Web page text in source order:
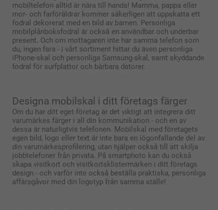
mobiltelefon alltid är nära till hands! Mamma, pappa eller
mor- och farföräldrar kommer säkerligen att uppskatta ett
fodral dekorerat med en bild av barnen. Personliga
mobilplånboksfodral är också en användbar och underbar
present. Och om mottagaren inte har samma telefon som
du, ingen fara - i vårt sortiment hittar du även personliga
iPhone-skal och personliga Samsung-skal, samt skyddande
fodral för surfplattor och bärbara datorer.
Designa mobilskal i ditt företags färger
Om du har ditt eget företag är det viktigt att integrera ditt
varumärkes färger i all din kommunikation - och en av
dessa är naturligtvis telefonen. Mobilskal med företagets
egen bild, logo eller text är inte bara en iögonfallande del av
din varumärkesprofilering, utan hjälper också till att skilja
jobbtelefoner från privata. På smartphoto kan du också
skapa visitkort och visitkortsklistermärken i ditt företags
design - och varför inte också beställa praktiska, personliga
affärsgåvor med din logotyp från samma ställe!